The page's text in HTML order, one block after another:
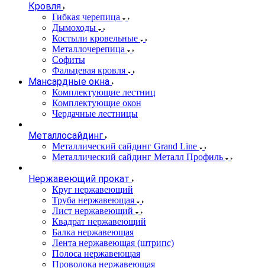
Кровля
Гибкая черепица
Дымоходы
Костыли кровельные
Металлочерепица
Софиты
Фальцевая кровля
Мансардные окна
Комплектующие лестниц
Комплектующие окон
Чердачные лестницы
Металлосайдинг
Металлический сайдинг Grand Line
Металлический сайдинг Металл Профиль
Нержавеющий прокат
Круг нержавеющий
Труба нержавеющая
Лист нержавеющий
Квадрат нержавеющий
Балка нержавеющая
Лента нержавеющая (штрипс)
Полоса нержавеющая
Проволока нержавеющая